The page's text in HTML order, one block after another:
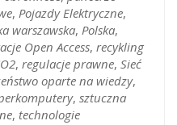
, Pojazdy Elektryczne,
warszawska, Polska,
Open Access, recykling
, regulacje prawne, Sieć
oparte na wiedzy,
, sztuczna
, technologie